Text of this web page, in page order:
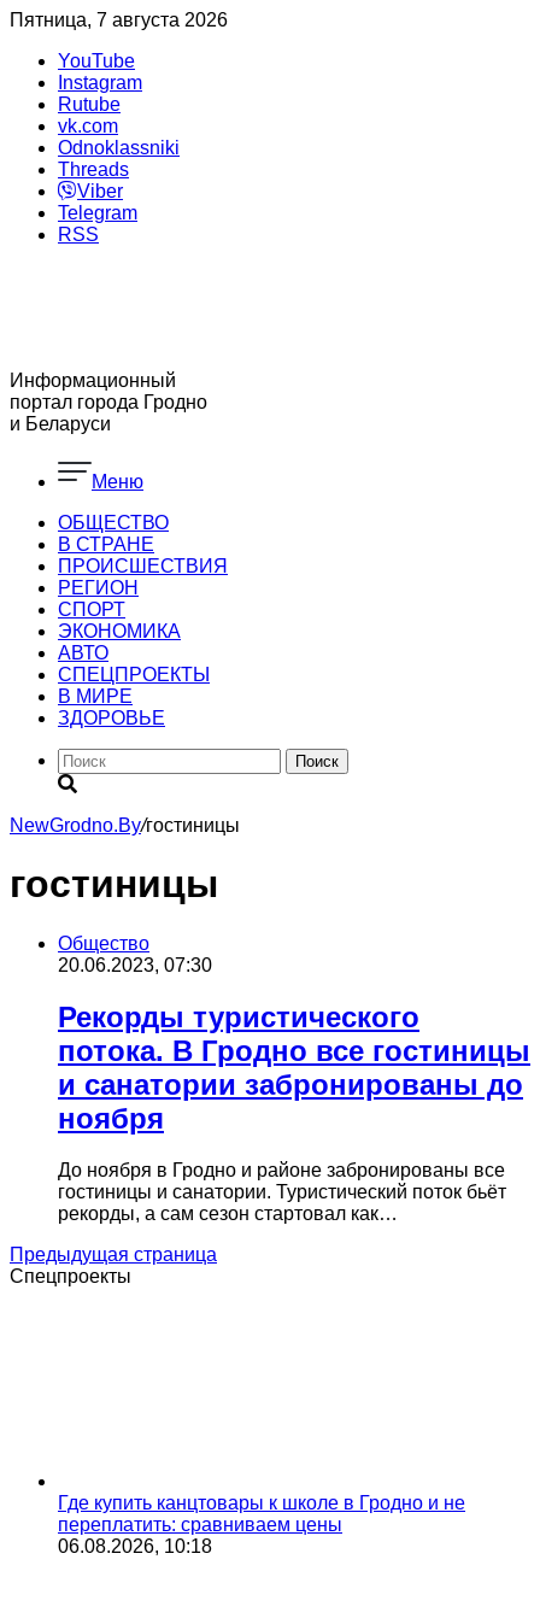
Пятница, 7 августа 2026
YouTube
Instagram
Rutube
vk.com
Odnoklassniki
Threads
Viber
Telegram
RSS
Информационный
портал города Гродно
и Беларуси
Меню
ОБЩЕСТВО
В СТРАНЕ
ПРОИСШЕСТВИЯ
РЕГИОН
CПОРТ
ЭКОНОМИКА
АВТО
СПЕЦПРОЕКТЫ
В МИРЕ
ЗДОРОВЬЕ
Поиск
NewGrodno.By/гостиницы
гостиницы
Общество
20.06.2023, 07:30
Рекорды туристического
потока. В Гродно все гостиницы
и санатории забронированы до
ноября
До ноября в Гродно и районе забронированы все
гостиницы и санатории. Туристический поток бьёт
рекорды, а сам сезон стартовал как…
Предыдущая страница
Спецпроекты
Где купить канцтовары к школе в Гродно и не
переплатить: сравниваем цены
06.08.2026, 10:18